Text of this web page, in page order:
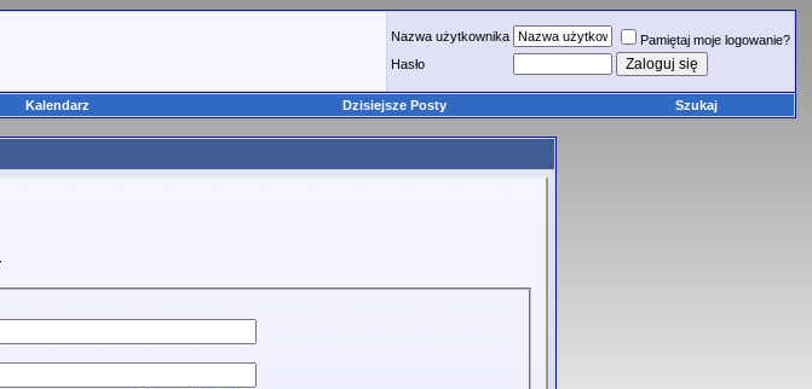
Nazwa użytkownika
Pamiętaj moje logowanie?
Hasło
Kalendarz Dzisiejsze Posty Szukaj